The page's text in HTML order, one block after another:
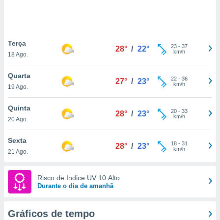
nós e
únicos
para
e
sitio
IP e
possam
com
Terça
18 Ago.
28° / 22° 23- 37
km/h
Quarta
19 Ago.
27° / 23° 22- 36
km/h
Quinta
20 Ago.
28° / 23° 20- 33
km/h
Sexta
21 Ago.
28° / 23° 18- 31
km/h
Risco de Indice UV 10 Alto
Durante o dia de amanhã
Gráficos de tempo